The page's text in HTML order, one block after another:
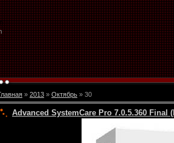
» 2013 » Октябрь » 30
Advanced SystemCare Pro 7.0.5.360 Final